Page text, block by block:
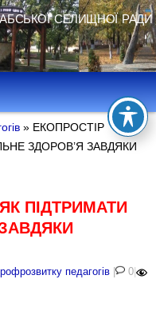
селищної ради
» ЕКОПРОСТІР
ЗДОРОВ’Я ЗАВДЯКИ
ПІДТРИМАТИ
педагогів | 0 |